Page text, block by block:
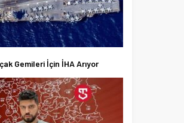
Gemileri İçin İHA Arıyor